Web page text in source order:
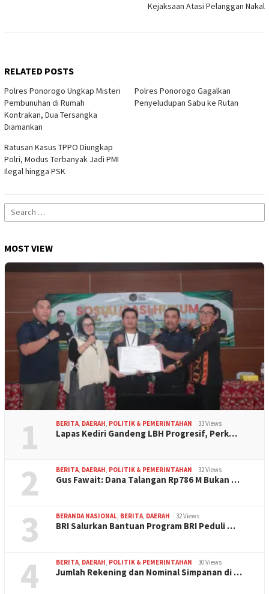
Kejaksaan Atasi Pelanggan Nakal
RELATED POSTS
Polres Ponorogo Ungkap Misteri
Pembunuhan di Rumah
Kontrakan, Dua Tersangka
Diamankan
Polres Ponorogo Gagalkan
Penyeludupan Sabu ke Rutan
Ratusan Kasus TPPO Diungkap
Polri, Modus Terbanyak Jadi PMI
Ilegal hingga PSK
Search
for:
MOST VIEW
1 BERITA, DAERAH, POLITIK & PEMERINTAHAN 33 Views
Lapas Kediri Gandeng LBH Progresif, Perk…
2 BERITA, DAERAH, POLITIK & PEMERINTAHAN 32 Views
Gus Fawait: Dana Talangan Rp786 M Bukan …
3 BERANDA NASIONAL, BERITA, DAERAH 32 Views
BRI Salurkan Bantuan Program BRI Peduli …
4 BERITA, DAERAH, POLITIK & PEMERINTAHAN 30 Views
Jumlah Rekening dan Nominal Simpanan di …